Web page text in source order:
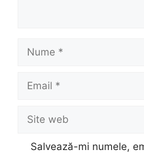
Nume
Email
Site
web
Salvează-mi numele,